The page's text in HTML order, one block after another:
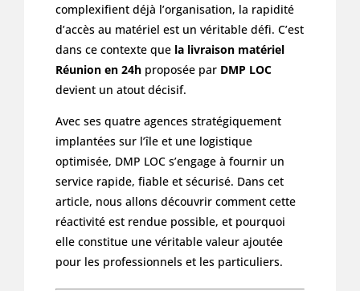
complexifient déjà l’organisation, la rapidité
d’accès au matériel est un véritable défi. C’est
dans ce contexte que la livraison matériel
Réunion en 24hproposée par DMP LOC
devient un atout décisif.
Avec ses quatre agences stratégiquement
implantées sur l’île et une logistique
optimisée, DMP LOC s’engage à fournir un
service rapide, fiable et sécurisé. Dans cet
article, nous allons découvrir comment cette
réactivité est rendue possible, et pourquoi
elle constitue une véritable valeur ajoutée
pour les professionnels et les particuliers.